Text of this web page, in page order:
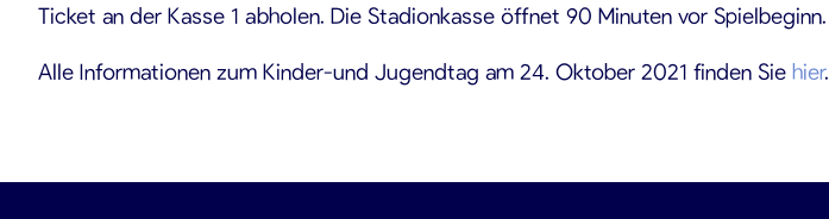
Ticket an der Kasse 1 abholen. Die Stadionkasse öffnet 90 Minuten vor Spielbeginn.
Alle Informationen zum Kinder-und Jugendtag am 24. Oktober 2021 finden Sie hier.